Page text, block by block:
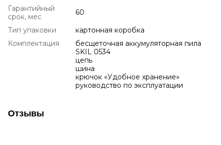
Гарантийный
срок, мес
60
Тип упаковки
картонная коробка
Комплектация
бесщеточная аккумуляторная пила
SKIL 0534
цепь
шина
крючок «Удобное хранение»
руководство по эксплуатации
Отзывы